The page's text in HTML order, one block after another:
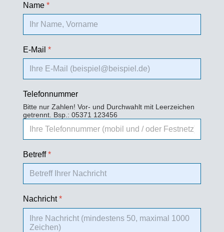
Name*
E-Mail*
Telefonnummer
Bitte nur Zahlen! Vor- und Durchwahlt mit Leerzeichen
getrennt. Bsp.: 05371 123456
Betreff*
Nachricht*